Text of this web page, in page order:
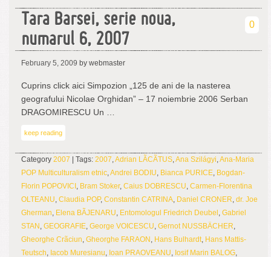
Tara Barsei, serie noua,
numarul 6, 2007
0
February 5, 2009 by webmaster
Cuprins click aici Simpozion „125 de ani de la nasterea
geografului Nicolae Orghidan” – 17 noiembrie 2006 Serban
DRAGOMIRESCU Un …
keep reading
Category 2007 | Tags: 2007,Adrian LÃCÃTUS,Ana Szilágyi,Ana-Maria
POP Multiculturalism etnic,Andrei BODIU, Bianca PURICE, Bogdan-
Florin POPOVICI , Bram Stoker, Caius DOBRESCU, Carmen-Florentina
OLTEANU, Claudia POP, Constantin CATRINA, Daniel CRONER, dr. Joe
Gherman, Elena BÃJENARU, Entomologul Friedrich Deubel , Gabriel
STAN , GEOGRAFIE, George VOICESCU, Gernot NUSSBÄCHER,
Gheorghe Crãciun, Gheorghe FARAON , Hans Bulhardt, Hans Mattis-
Teutsch, Iacob Muresianu, Ioan PRAOVEANU, Iosif Marin BALOG,